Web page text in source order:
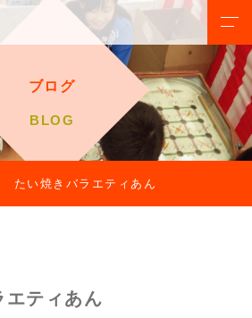
ブログ
BLOG
たい焼きバラエティあん
エティあん